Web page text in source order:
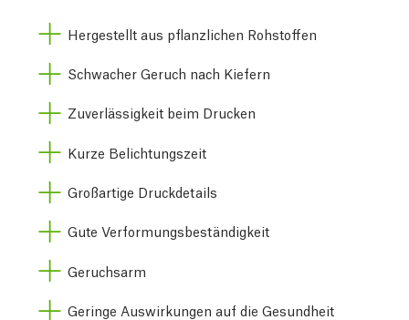
Hergestellt aus pflanzlichen Rohstoffen
Schwacher Geruch nach Kiefern
Zuverlässigkeit beim Drucken
Kurze Belichtungszeit
Großartige Druckdetails
Gute Verformungsbeständigkeit
Geruchsarm
Geringe Auswirkungen auf die Gesundheit